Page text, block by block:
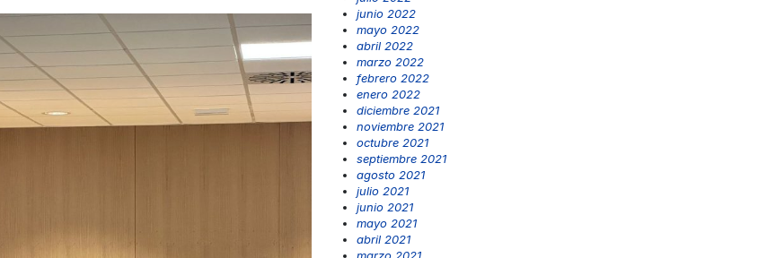
junio 2022
mayo 2022
abril 2022
marzo 2022
febrero 2022
enero 2022
diciembre 2021
noviembre 2021
octubre 2021
septiembre 2021
agosto 2021
julio 2021
junio 2021
mayo 2021
abril 2021